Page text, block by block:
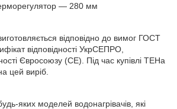
— 280 мм
відповідно до вимог ГОСТ
відповідності УкрСЕПРО,
Євросоюзу (СЕ). Під час купівлі ТЕНа
цей виріб.
яких моделей водонагрівачів, які